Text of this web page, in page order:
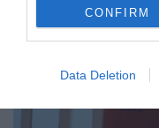
CONFIRM
Data Deletion